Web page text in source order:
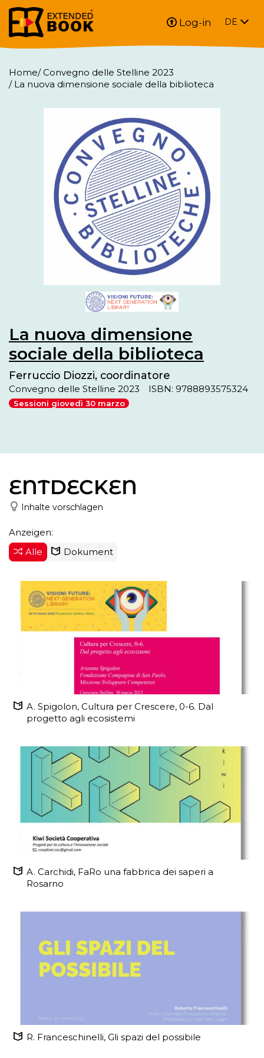
Log-in DE
Home/ Convegno delle Stelline 2023
/ La nuova dimensione sociale della biblioteca
La nuova dimensione
sociale della biblioteca
Ferruccio Diozzi, coordinatore
Convegno delle Stelline 2023 ISBN: 9788893575324
Sessioni giovedì 30 marzo
ENTDECKEN
Inhalte vorschlagen
Anzeigen:
Alle
Dokument
A. Spigolon, Cultura per Crescere, 0-6. Dal
progetto agli ecosistemi
A. Carchidi, FaRo una fabbrica dei saperi a
Rosarno
R. Franceschinelli, Gli spazi del possibile